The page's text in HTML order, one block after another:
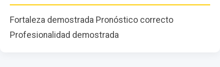
Fortaleza demostrada Pronóstico correcto
Profesionalidad demostrada